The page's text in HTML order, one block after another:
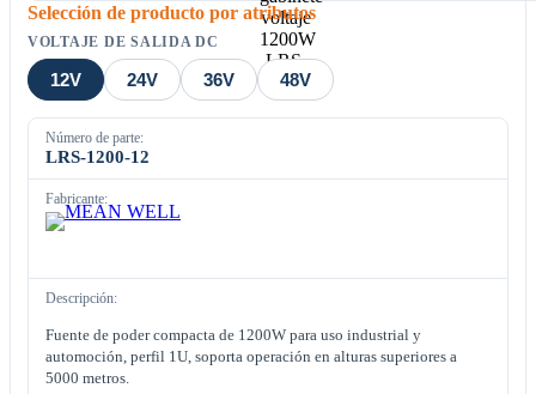
Selección de producto por atributos
VOLTAJE DE SALIDA DC
12V 24V 36V 48V
Número de parte:
LRS-1200-12
Fabricante:
Descripción:
Fuente de poder compacta de 1200W para uso industrial y
automoción, perfil 1U, soporta operación en alturas superiores a
5000 metros.